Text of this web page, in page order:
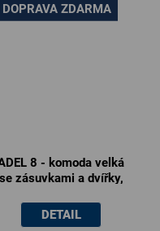
DOPRAVA ZDARMA
8 - komoda velká
se zásuvkami a dvířky,
DETAIL